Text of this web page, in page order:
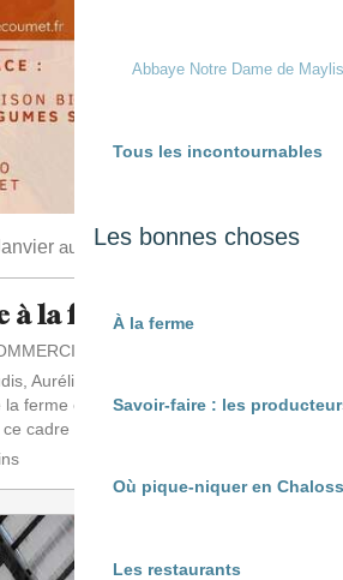
Abbaye Notre Dame de Maylis
Tous les incontournables
Les bonnes choses
À la ferme
Savoir-faire : les
Où pique-niquer en
Les restaurants
au 31 Décembre
à la ferme
Aurélie vous accueille dans sa
ferme en maraîchage biologique.
cadre agréable...